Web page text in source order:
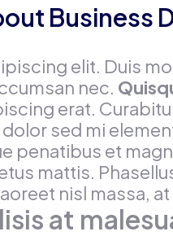
Business
elit. Duis
nec.
erat.
sed mi
penatibus et
mattis.
nisl massa,
at